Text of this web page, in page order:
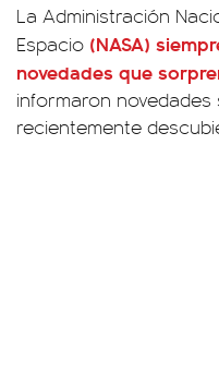
La Administración
Espacio (NASA)
novedades que
informaron
recientemente